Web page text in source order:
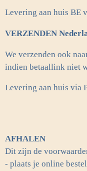
Levering aan huis BE
VERZENDEN
We verzenden ook
indien betaallink niet
Levering aan huis via
AFHALEN
Dit zijn de
- plaats je online